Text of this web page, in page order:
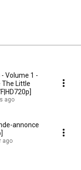
Volume 1 -
The Little
ago
annonce
ago